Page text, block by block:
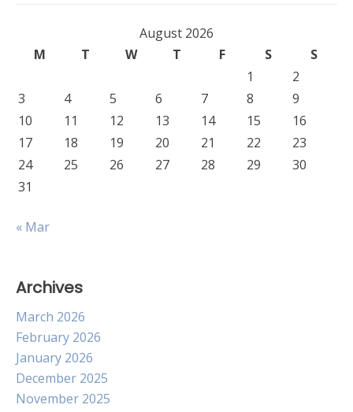
August 2026
M
T W T F S
S
1
2
3
4 5 6 7 8
9
10
11 12 13 14 15
16
17
18 19 20 21 22
23
24
25 26 27 28 29
30
31
« Mar
Archives
March 2026
February 2026
January 2026
December 2025
November 2025